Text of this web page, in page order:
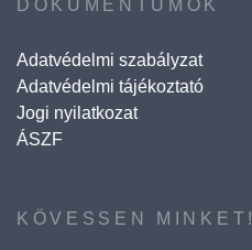
DOKUMENTUMOK
Adatvédelmi szabályzat
Adatvédelmi tájékoztató
Jogi nyilatkozat
ÁSZF
KÖVESSEN MINKET!